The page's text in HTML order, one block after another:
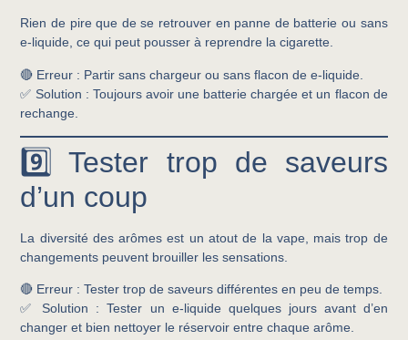
Rien de pire que de se retrouver en panne de batterie ou sans
e-liquide, ce qui peut pousser à reprendre la cigarette.
🔴 Erreur : Partir sans chargeur ou sans flacon de e-liquide.
✅ Solution : Toujours avoir une batterie chargée et un flacon de
rechange
9️⃣ Tester trop de saveurs
d’un coup
La diversité des arômes est un atout de la vape, mais trop de
changements peuvent brouiller les sensations.
🔴 Erreur : Tester trop de saveurs différentes en peu de temps.
✅ Solution : Tester un e-liquide quelques jours avant d’en
changer et bien nettoyer le réservoir entre chaque arôme.